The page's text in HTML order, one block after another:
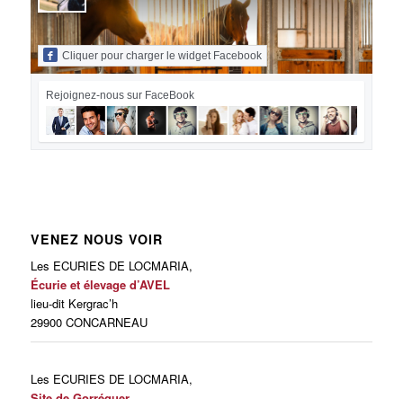
Cliquer pour charger le widget Facebook
Rejoignez-nous sur FaceBook
VENEZ NOUS VOIR
Les ECURIES DE LOCMARIA,
Écurie et élevage d’AVEL
lieu-dit Kergrac’h
29900 CONCARNEAU
Les ECURIES DE LOCMARIA,